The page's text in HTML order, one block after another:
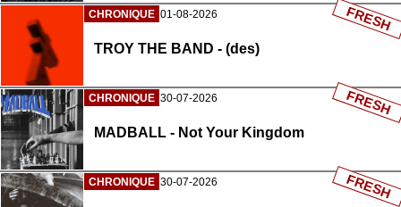
CHRONIQUE 01-08-2026
TROY THE BAND - (des)
FRESH
CHRONIQUE 30-07-2026
MADBALL - Not Your Kingdom
FRESH
CHRONIQUE 30-07-2026 FRESH